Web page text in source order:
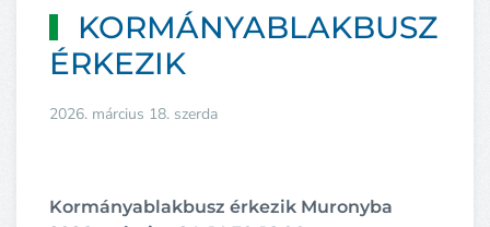
KORMÁNYABLAKBUSZ
ÉRKEZIK
2026. március 18. szerda
Kormányablakbusz érkezik Muronyba